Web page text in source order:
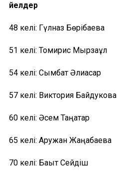
Әйелдер
48 келі: Гүлназ Бөрібаева
51 келі: Томирис Мырзақұл
54 келі: Сымбат Әлиасқар
57 келі: Виктория Байдукова
60 келі: Әсем Таңатар
65 келі: Аружан Жаңабаева
70 келі: Бақыт Сейдіш